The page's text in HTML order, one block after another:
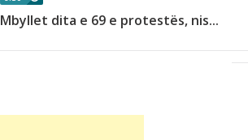
Mbyllet dita e 69 e protestës, nis...